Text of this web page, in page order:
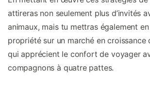
attireras non seulement plus d’invités
animaux, mais tu mettras également
propriété sur un marché en croissance
qui apprécient le confort de voyager
compagnons à quatre pattes.